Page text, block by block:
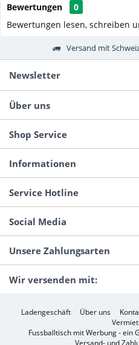
Bewertungen
0
Bewertungen lesen, schreiben
Versand mit
Newsletter
Über uns
Shop Service
Informationen
Service Hotline
Social Media
Unsere Zahlungsarten
Wir versenden mit:
Ladengeschäft Über uns
Fussballtisch mit Werbung - ein